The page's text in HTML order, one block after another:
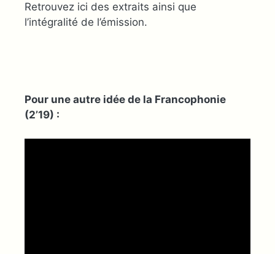
Retrouvez ici des extraits ainsi que
l’intégralité de l’émission.
Pour une autre idée de la Francophonie
(2’19) :